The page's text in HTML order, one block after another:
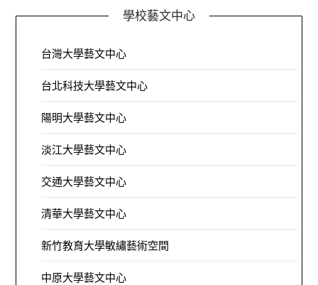
學校藝文中心
台灣大學藝文中心
台北科技大學藝文中心
陽明大學藝文中心
淡江大學藝文中心
交通大學藝文中心
清華大學藝文中心
新竹教育大學敏繡藝術空間
中原大學藝文中心